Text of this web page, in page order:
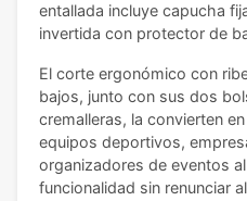
entallada incluye capucha
invertida con protector de
El corte ergonómico con
bajos, junto con sus dos
cremalleras, la convierten
equipos deportivos,
organizadores de eventos
funcionalidad sin renunciar